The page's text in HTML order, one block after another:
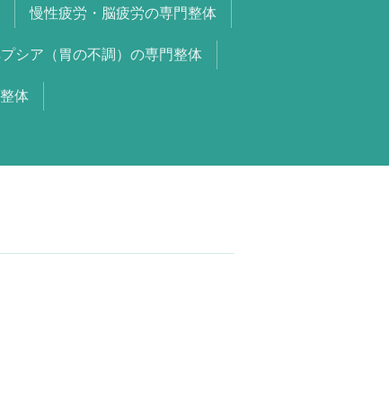
慢性疲労・脳疲労の専門整体
シア（胃の不調）の専門整体
体